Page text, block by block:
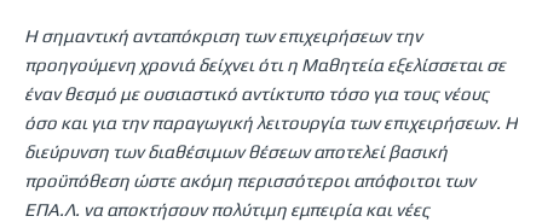
Η σημαντική ανταπόκριση των επιχειρήσεων την
προηγούμενη χρονιά δείχνει ότι η Μαθητεία εξελίσσεται σε
έναν θεσμό με ουσιαστικό αντίκτυπο τόσο για τους νέους
όσο και για την παραγωγική λειτουργία των επιχειρήσεων. Η
διεύρυνση των διαθέσιμων θέσεων αποτελεί βασική
προϋπόθεση ώστε ακόμη περισσότεροι απόφοιτοι των
ΕΠΑ.Λ. να αποκτήσουν πολύτιμη εμπειρία και νέες